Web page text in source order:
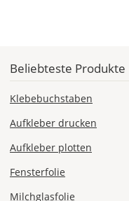
Beliebteste Produkte
Klebebuchstaben
Aufkleber drucken
Aufkleber plotten
Fensterfolie
Milchglasfolie